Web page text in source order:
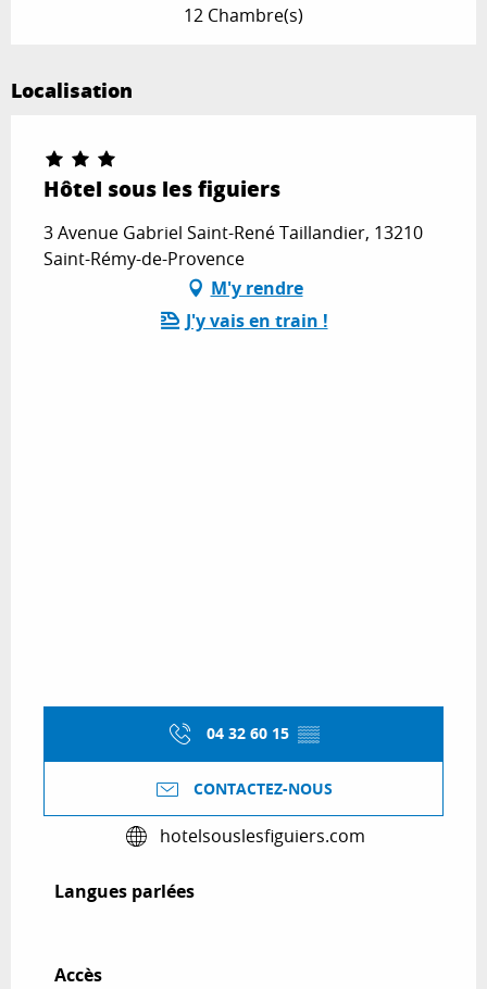
12 Chambre(s)
Localisation
Hôtel sous les figuiers
3 Avenue Gabriel Saint-René Taillandier, 13210
Saint-Rémy-de-Provence
M'y rendre
J'y vais en train !
04 32 60 15 ▒▒
CONTACTEZ-NOUS
hotelsouslesfiguiers.com
Langues parlées
Langues parlées
Accès
Accès